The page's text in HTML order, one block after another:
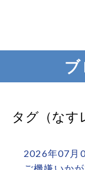
タグ（なす
2026年07月